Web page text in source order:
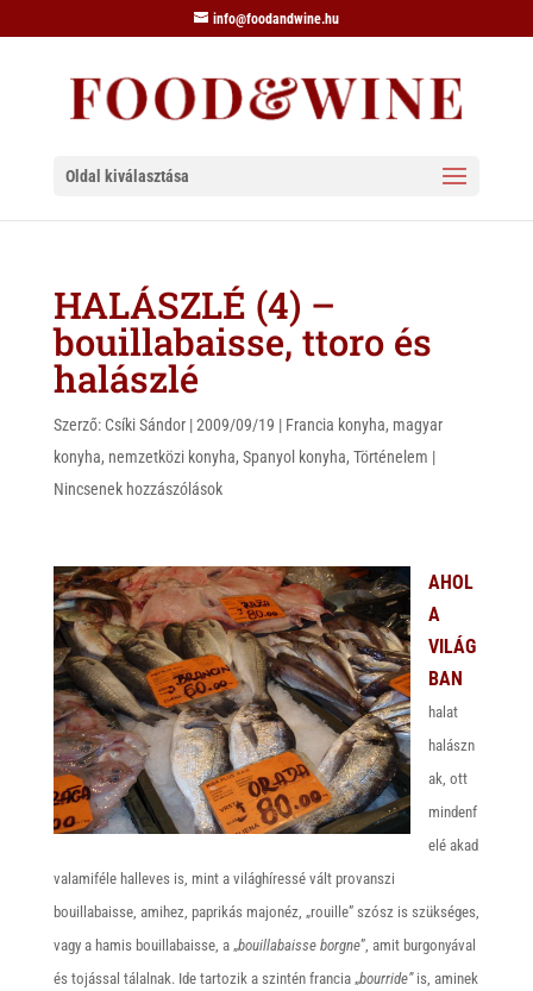
info@foodandwine.hu
Oldal kiválasztása
HALÁSZLÉ (4) –
bouillabaisse, ttoro és
halászlé
Szerző: Csíki Sándor|2009/09/19 | Francia konyha, magyar
konyha, nemzetközi konyha, Spanyol konyha, Történelem |
Nincsenek hozzászólások
AHOL
A
VILÁG
BAN
halat
halászn
ak, ott
mindenf
elé akad
valamiféle halleves is, mint a világhíressé vált provanszi
bouillabaisse, amihez, paprikás majonéz, „rouille” szósz is szükséges,
vagy a hamis bouillabaisse, a „bouillabaisse borgne”, amit burgonyával
és tojással tálalnak. Ide tartozik a szintén francia „bourride”is, aminek